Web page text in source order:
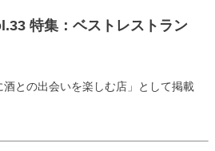
特集：ベストレストラン
酒との出会いを楽しむ店」として掲載